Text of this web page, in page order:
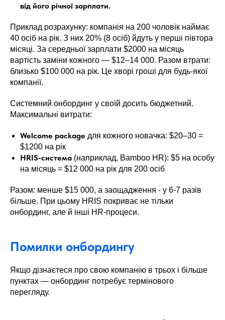
від його річної зарплати.
Приклад розрахунку: компанія на 200 чоловік наймає
40 осіб на рік. З них 20% (8 осіб) йдуть у перші півтора
місяці. За середньої зарплати $2000 на місяць
вартість заміни кожного — $12–14 000. Разом втрати:
близько $100 000 на рік. Це хворі гроші для будь-якої
компанії.
Системний онбординг у своїй досить бюджетний.
Максимальні витрати:
Welcome package для кожного новачка: $20–30 =
$1200 на рік
HRIS-система (наприклад, Bamboo HR): $5 на особу
на місяць = $12 000 на рік для 200 осіб
Разом: менше $15 000, а заощадження - у 6-7 разів
більше. При цьому HRIS покриває не тільки
онбординг, але й інші HR-процеси.
Помилки онбордингу
Якщо дізнаєтеся про свою компанію в трьох і більше
пунктах — онбординг потребує термінового
перегляду.